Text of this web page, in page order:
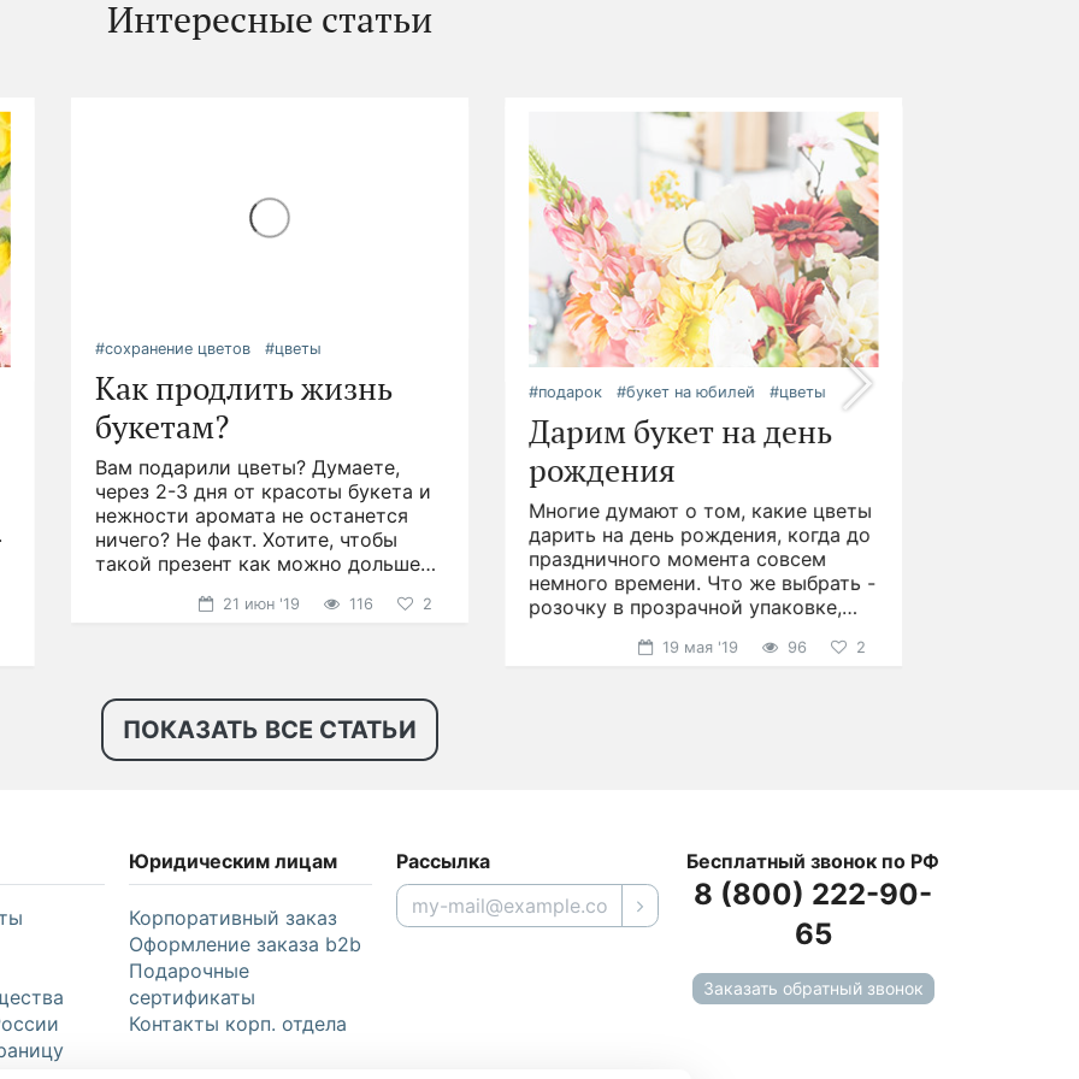
Интересные статьи
#сохранение цветов #цветы
Как продлить жизнь
букетам?
Вам подарили цветы? Думаете,
через 2-3 дня от красоты букета и
нежности аромата не останется
ничего? Не факт. Хотите, чтобы
такой презент как можно дольше
#подарок #букет на юбилей #цветы
Дарим букет на день
рождения
Многие думают о том, какие цветы
дарить на день рождения, когда до
праздничного момента совсем
немного времени. Что же выбрать -
розочку в прозрачной упаковке,
19 мая '19 96 2
ПОКАЗАТЬ ВСЕ СТАТЬИ
Юридическим лицам
Корпоративный заказ
Оформление заказа b2b
Подарочные
сертификаты
Контакты корп. отдела
Рассылка Бесплатный звонок по РФ
8 (800) 222-90-
65
Заказать обратный звонок